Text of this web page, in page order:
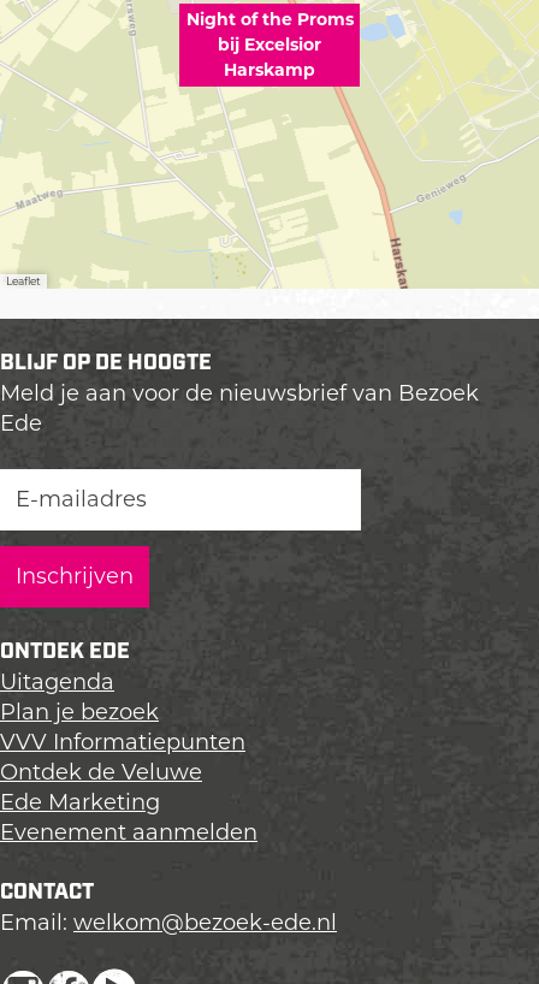
Night of the Proms
bij Excelsior
Harskamp
Leaflet
BLIJF OP DE HOOGTE
Meld je aan voor de nieuwsbrief van Bezoek
Ede
ONTDEK EDE
Uitagenda
Plan je bezoek
VVV Informatiepunten
Ontdek de Veluwe
Ede Marketing
Evenement aanmelden
CONTACT
Email: welkom@bezoek-ede.nl